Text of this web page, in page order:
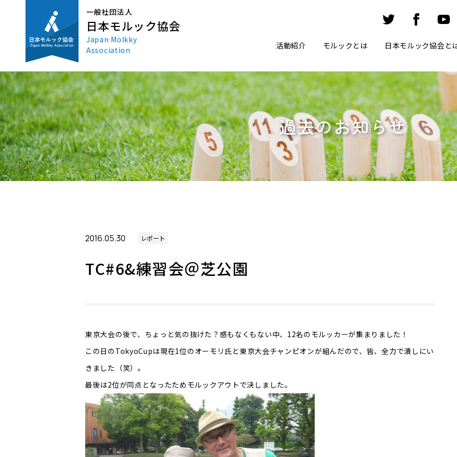
一般社団法人
日本モルック協会
Japan Mölkky
Association
活動紹介 モルックとは 日本モルック協会と
過去のお知らせ
2016.05.30 レポート
TC#6&練習会＠芝公園
東京大会の後で、ちょっと気の抜けた？感もなくもない中、12名のモルッカーが集まりました！
この日のTokyoCupは現在1位のオーモリ氏と東京大会チャンピオンが組んだので、皆、全力で潰しにい
きました（笑）。
最後は2位が同点となったためモルックアウトで決しました。